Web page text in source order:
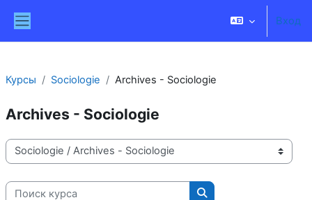
Вход
Курсы Sociologie Archives - Sociologie
Archives - Sociologie
Категории курсов
Поиск курса